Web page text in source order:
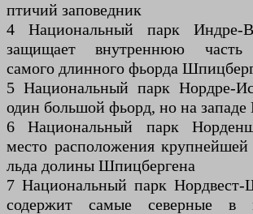
птичий заповедник
4 Национальный парк Индре-
защищает внутреннюю часть
самого длинного фьорда
5 Национальный парк Нордре-
один большой фьорд, но на
6 Национальный парк
место расположения крупнейшей
льда долины Шпицбергена
7 Национальный парк
содержит самые северные в